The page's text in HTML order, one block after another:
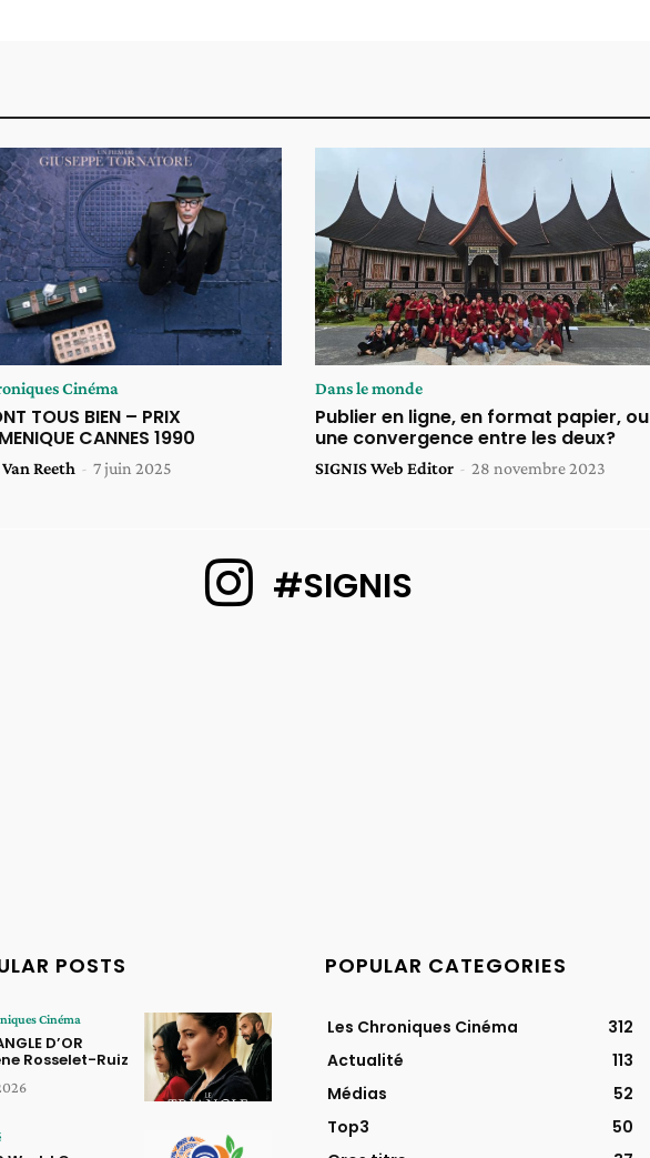
Cinéma
TOUS BIEN – PRIX
CANNES 1990
Reeth - 7 juin 2025
Dans le monde
Publier en ligne, en format papier, ou
une convergence entre les deux?
SIGNIS Web Editor - 28 novembre 2023
#SIGNIS
POSTS
Cinéma
D’OR
Rosselet-Ruiz
POPULAR CATEGORIES
Les Chroniques Cinéma
312
Actualité
113
Médias
52
Top3
50